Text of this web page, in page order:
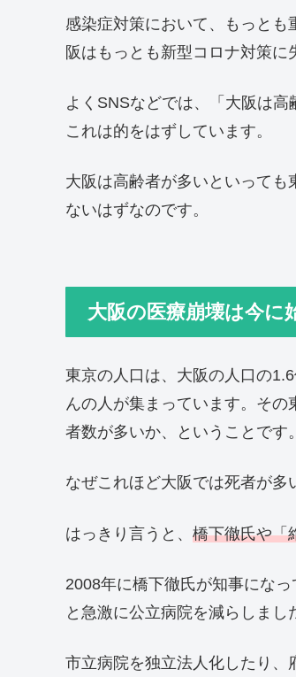
感染症対策において、もっと
阪はもっとも新型コロナ対策に
よくSNSなどでは、「大阪は高
これは的をはずしています。
大阪は高齢者が多いといって
ないはずなのです。
大阪の医療崩壊は今に
東京の人口は、大阪の人口の
んの人が集まっています。そ
者数が多いか、ということです。
なぜこれほど大阪では死者が多
はっきり言うと、 橋下徹氏や「
2008年に橋下徹氏が知事にな
と急激に公立病院を減らしまし
市立病院を独立法人化したり、